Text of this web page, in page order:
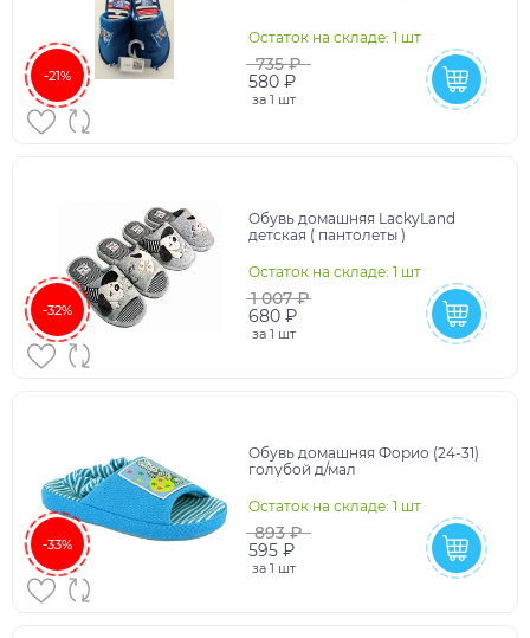
-21%
Остаток на складе: 1 шт
735 ₽
580 ₽
за 1 шт
-32%
Обувь домашняя LackyLand
детская ( пантолеты )
Остаток на складе: 1 шт
1 007 ₽
680 ₽
за 1 шт
-33%
Обувь домашняя Форио (24-31)
голубой д/мал
Остаток на складе: 1 шт
893 ₽
595 ₽
за 1 шт